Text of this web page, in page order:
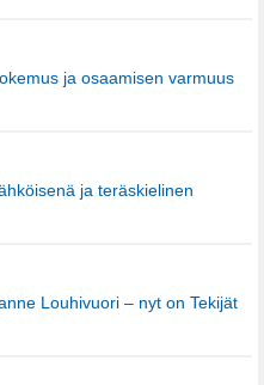
ja osaamisen varmuus
ja teräskielinen
Louhivuori – nyt on Tekijät